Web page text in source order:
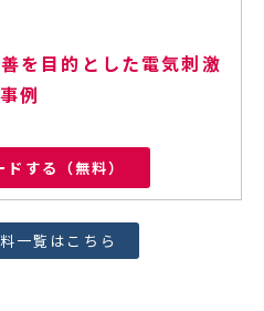
を目的とした電気刺激
例
する（無料）
一覧はこちら